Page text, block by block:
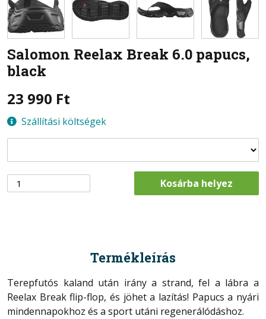
Salomon Reelax Break 6.0 papucs,
black
23 990 Ft
Szállítási költségek
Kosárba helyez
Termékleírás
Terepfutós kaland után irány a strand, fel a lábra a
Reelax Break flip-flop, és jöhet a lazítás! Papucs a nyári
mindennapokhoz és a sport utáni regenerálódáshoz.